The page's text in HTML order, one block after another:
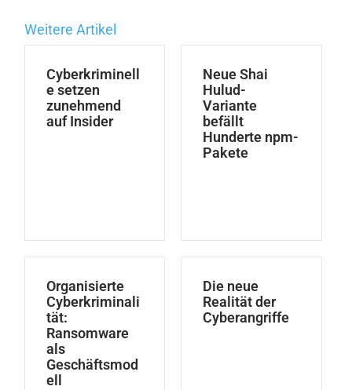
Weitere Artikel
Cyberkriminell
e setzen
zunehmend
auf Insider
Neue Shai
Hulud-
Variante
befällt
Hunderte npm-
Pakete
Organisierte
Cyberkriminali
tät:
Ransomware
als
Geschäftsmod
ell
Die neue
Realität der
Cyberangriffe